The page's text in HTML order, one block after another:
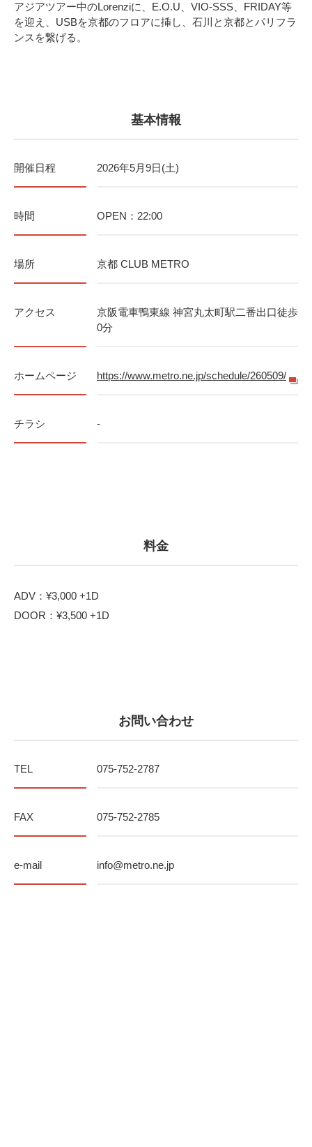
アジアツアー中のLorenziに、E.O.U、VIO-SSS、FRIDAY等
を迎え、USBを京都のフロアに挿し、石川と京都とパリフラ
ンスを繋げる。
基本情報
開催日程 2026年5月9日(土)
時間 OPEN：22:00
場所 京都 CLUB METRO
アクセス
京阪電車鴨東線 神宮丸太町駅二番出口徒歩
0分
ホームページ https://www.metro.ne.jp/schedule/260509/
チラシ -
料金
ADV：¥3,000 +1D
DOOR：¥3,500 +1D
お問い合わせ
TEL 075-752-2787
FAX 075-752-2785
e-mail info@metro.ne.jp